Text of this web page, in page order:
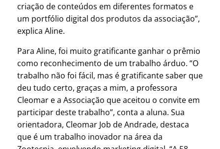
criação de conteúdos em diferentes formatos e
um portfólio digital dos produtos da associação”,
explica Aline.
Para Aline, foi muito gratificante ganhar o prêmio
como reconhecimento de um trabalho árduo. “O
trabalho não foi fácil, mas é gratificante saber que
deu tudo certo, graças a mim, a professora
Cleomar e a Associação que aceitou o convite em
participar deste trabalho”, conta a aluna. Sua
orientadora, Cleomar Job de Andrade, destaca
que é um trabalho inovador na área da